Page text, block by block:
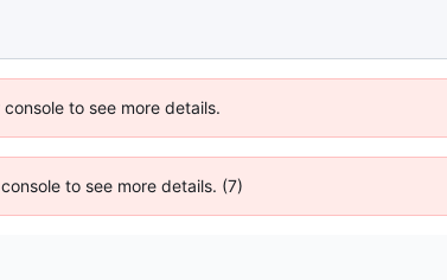
to see more details.
to see more details. (7)